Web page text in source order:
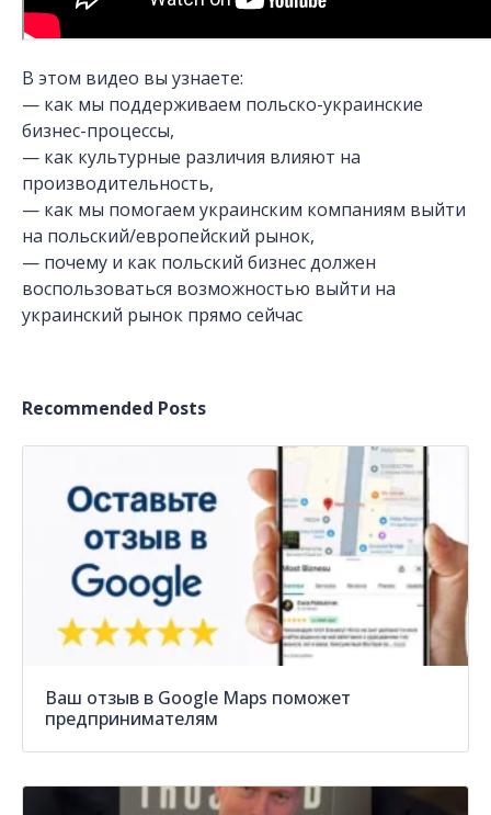
В этом видео вы узнаете:
— как мы поддерживаем польско-украинские
бизнес-процессы,
— как культурные различия влияют на
производительность,
— как мы помогаем украинским компаниям выйти
на польский/европейский рынок,
— почему и как польский бизнес должен
воспользоваться возможностью выйти на
украинский рынок прямо сейчас
Recommended Posts
Ваш отзыв в Google Maps поможет
предпринимателям